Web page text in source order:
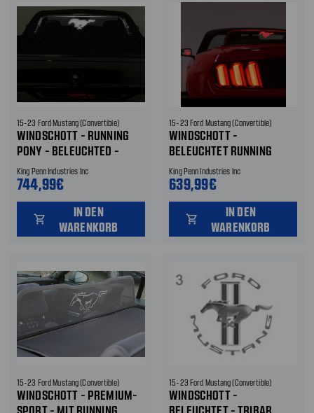
15-23 Ford Mustang (Convertible)
WINDSCHOTT - RUNNING
PONY - BELEUCHTED -
WEISS
King Penn Industries Inc
744,99€
shopping_cart
IN DEN
WARENKORB
15-23 Ford Mustang (Convertible)
WINDSCHOTT -
BELEUCHTET RUNNING
PONY ROT
King Penn Industries Inc
639,99€
shopping_cart
IN DEN
WARENKORB
15-23 Ford Mustang (Convertible)
WINDSCHOTT - PREMIUM-
SPORT - MIT RUNNING
15-23 Ford Mustang (Convertible)
WINDSCHOTT -
BELEUCHTET - TRIBAR